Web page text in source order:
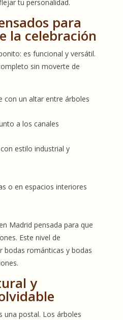
tu personalidad.
para
la celebración
es funcional y versátil.
sin moverte de
con un altar entre árboles
a los canales
estilo industrial y
o en espacios interiores
Madrid pensada para que
Este nivel de
bodas románticas y bodas
y
una postal. Los árboles